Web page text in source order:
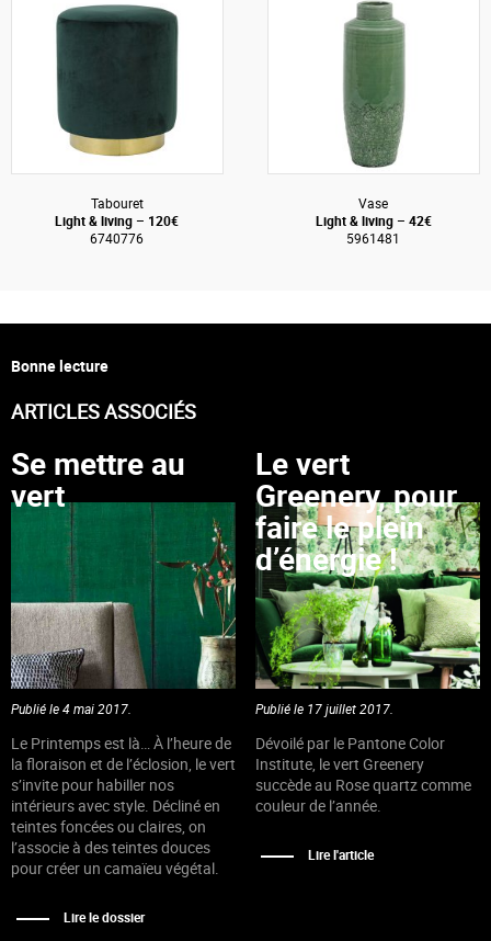
Tabouret
Light & living – 120€
6740776
Vase
Light & living – 42€
5961481
Bonne lecture
ARTICLES ASSOCIÉS
Publié le 4 mai 2017.
Se mettre au
vert
Le Printemps est là… À l’heure de
la floraison et de l’éclosion, le vert
s’invite pour habiller nos
intérieurs avec style. Décliné en
teintes foncées ou claires, on
l’associe à des teintes douces
pour créer un camaïeu végétal.
Lire le dossier
Publié le 17 juillet 2017.
Le vert
Greenery, pour
faire le plein
d’énergie !
Dévoilé par le Pantone Color
Institute, le vert Greenery
succède au Rose quartz comme
couleur de l’année.
Lire l'article